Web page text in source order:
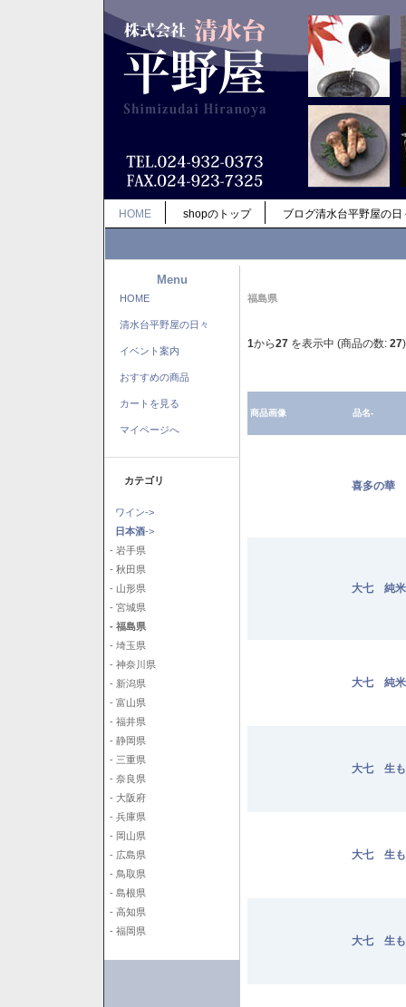
HOME shopのトップ ブログ清水台平野屋の日
Menu
HOME
清水台平野屋の日々
イベント案内
おすすめの商品
カートを見る
マイページへ
カテゴリ
ワイン->
日本酒->
- 岩手県
- 秋田県
- 山形県
- 宮城県
- 福島県
- 埼玉県
- 神奈川県
- 新潟県
- 富山県
- 福井県
- 静岡県
- 三重県
- 奈良県
- 大阪府
- 兵庫県
- 岡山県
- 広島県
- 鳥取県
- 島根県
- 高知県
- 福岡県
福島県
1から27 を表示中 (商品の数: 27)
商品画像 品名-
喜多の華
大七 純
大七 純
大七 生
大七 生
大七 生